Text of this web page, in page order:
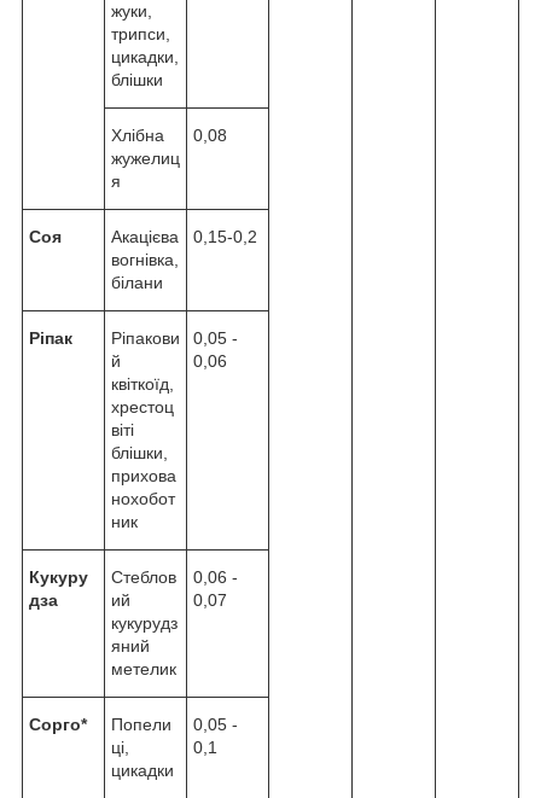
жуки,
трипси,
цикадки,
блішки
Хлібна
жужелиц
я
0,08
Соя
Акацієва
вогнівка,
білани
0,15-0,2
Ріпак
Ріпакови
й
квіткоїд,
хрестоц
віті
блішки,
прихова
нохобот
ник
0,05 -
0,06
Кукуру
дза
Стеблов
ий
кукурудз
яний
метелик
0,06 -
0,07
Сорго*
Попели
ці,
цикадки
0,05 -
0,1